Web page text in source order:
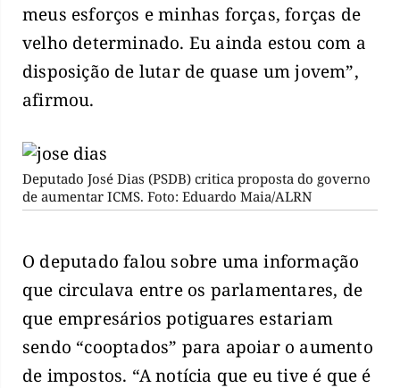
meus esforços e minhas forças, forças de
velho determinado. Eu ainda estou com a
disposição de lutar de quase um jovem”,
afirmou.
Deputado José Dias (PSDB) critica proposta do governo
de aumentar ICMS. Foto: Eduardo Maia/ALRN
O deputado falou sobre uma informação
que circulava entre os parlamentares, de
que empresários potiguares estariam
sendo “cooptados” para apoiar o aumento
de impostos. “A notícia que eu tive é que é